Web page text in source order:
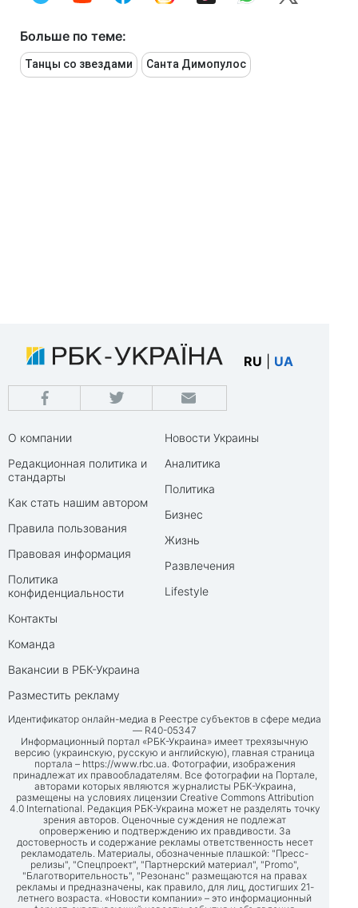
Больше по теме:
Танцы со звездами Санта Димопулос
RU UA
О компании
Редакционная политика и
стандарты
Как стать нашим автором
Правила пользования
Правовая информация
Политика
конфиденциальности
Контакты
Команда
Вакансии в РБК-Украина
Разместить рекламу
Новости Украины
Аналитика
Политика
Бизнес
Жизнь
Развлечения
Lifestyle
Идентификатор онлайн-медиа в Реестре субъектов в сфере медиа
— R40-05347
Информационный портал «РБК-Украина» имеет трехязычную
версию (украинскую, русскую и английскую), главная страница
портала – https://www.rbc.ua. Фотографии, изображения
принадлежат их правообладателям. Все фотографии на Портале,
авторами которых являются журналисты РБК-Украина,
размещены на условиях лицензии Creative Commons Attribution
4.0 International. Редакция РБК-Украина может не разделять точку
зрения авторов. Оценочные суждения не подлежат
опровержению и подтверждению их правдивости. За
достоверность и содержание рекламы ответственность несет
рекламодатель. Материалы, обозначенные плашкой: "Пресс-
релизы", "Спецпроект", "Партнерский материал", "Promo",
"Благотворительность", "Резонанс" размещаются на правах
рекламы и предназначены, как правило, для лиц, достигших 21-
летнего возраста. «Новости компании» – это информационный